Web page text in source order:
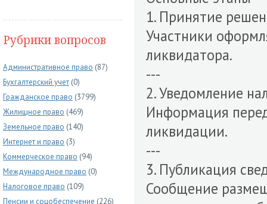
Рубрики вопросов
Административное право (87)
Бухгалтерский учет (0)
Гражданское право (3799)
Жилищное право (469)
Земельное право (140)
Интернет и право (3)
Коммерческое право (94)
Международное право (0)
Налоговое право (109)
Пенсии и соцобеспечение (226)
1. Принятие
Участники
ликвидатора.
---
2. Уведомление
Информация
ликвидации.
---
3. Публикация
Сообщение